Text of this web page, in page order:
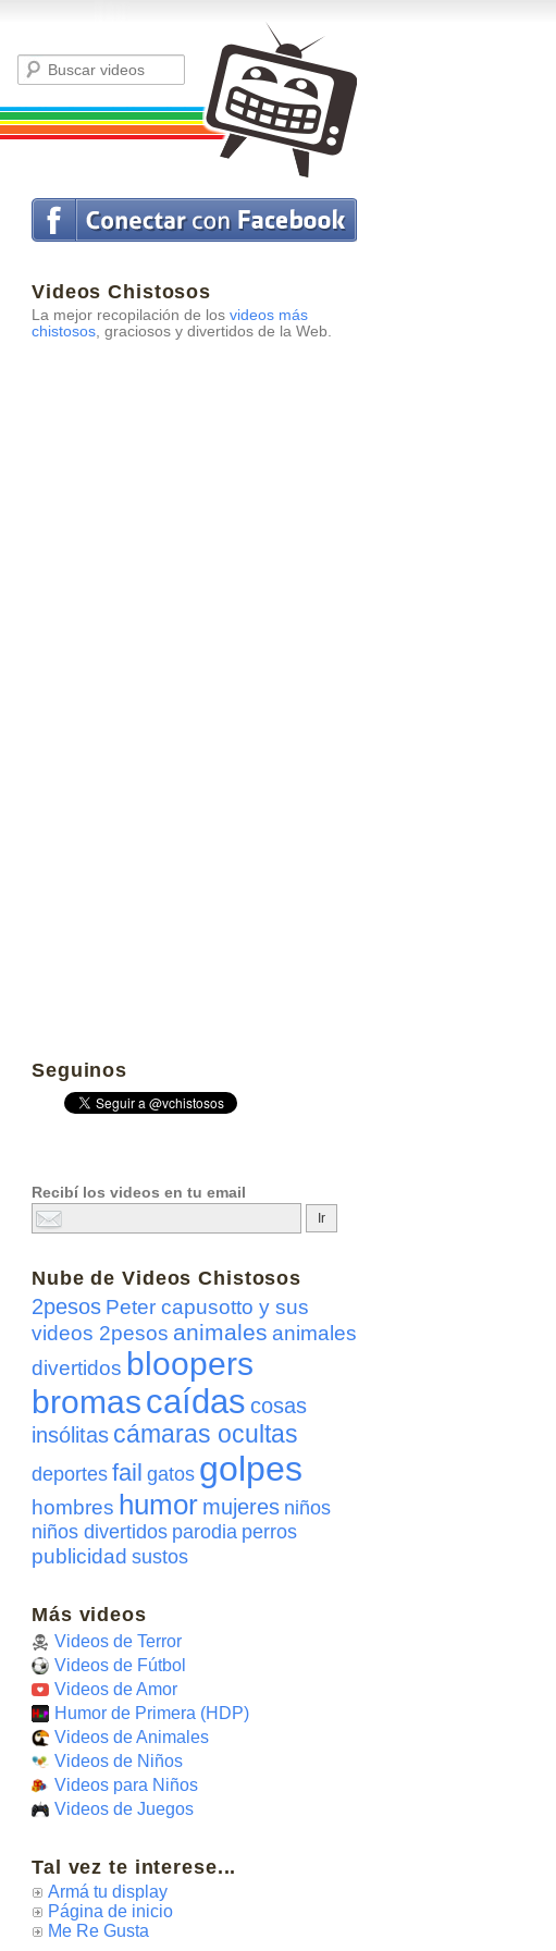
Videos Chistosos
La mejor recopilación de los videos más
chistosos, graciosos y divertidos de la Web.
Seguinos
Recibí los videos en tu email
Nube deVideos Chistosos
2pesos Peter capusotto y sus
videos 2pesos animales animales
divertidos bloopers
bromascaídas cosas
insólitas cámaras ocultas
deportes fail gatos golpes
hombres humor mujeres niños
niños divertidos parodia perros
publicidad sustos
Más videos
Videos de Terror
Videos de Fútbol
Videos de Amor
Humor de Primera (HDP)
Videos de Animales
Videos de Niños
Videos para Niños
Videos de Juegos
Tal vez te interese...
Armá tu display
Página de inicio
Me Re Gusta